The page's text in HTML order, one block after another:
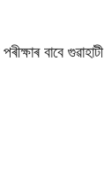
বাবে গুৱাহাটী